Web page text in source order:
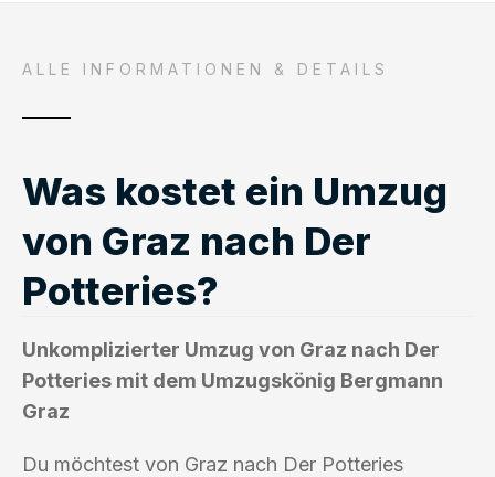
ALLE INFORMATIONEN & DETAILS
Was kostet ein Umzug
von Graz nach Der
Potteries?
Unkomplizierter Umzug von Graz nach Der
Potteries mit dem Umzugskönig Bergmann
Graz
Du möchtest von Graz nach Der Potteries